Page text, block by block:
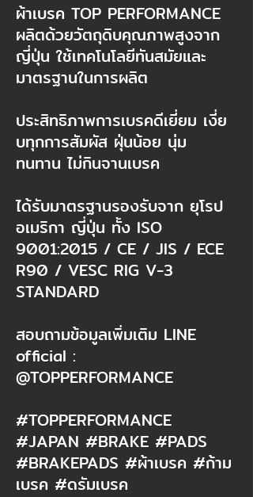
ผ้าเบรค TOP PERFORMANCE
ผลิตด้วยวัตถุดิบคุณภาพสูงจาก
ญี่ปุ่น ใช้เทคโนโลยีทันสมัยและ
มาตรฐานในการผลิต​
ประสิทธิภาพการเบรคดีเยี่ยม เงี่ย
บทุกการสัมผัส ฝุ่นน้อย นุ่ม
ทนทาน ไม่กินจานเบรค​
ได้รับมาตรฐานรองรับจาก ยุโรป
อเมริกา ญี่ปุ่น ทั้ง ISO
9001:2015 / CE / JIS / ECE
R90 / VESC RIG V-3
STANDARD​
สอบถามข้อมูลเพิ่มเติม LINE
official :
@TOPPERFORMANCE​
#TOPPERFORMANCE
#JAPAN #BRAKE #PADS
#BRAKEPADS #ผ้าเบรค #ก้าม
เบรค #ดรัมเบรค